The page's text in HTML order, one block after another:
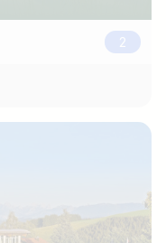
2